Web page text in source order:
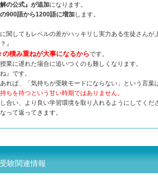
の公式』が追加になります。
900語から1200語に増加します。
関してもレベルの差がハッキリし実力ある生徒さんが
』
積み重ねが大事になるからです。
業に遅れた場合に追いつくのも難しくなります。
』です。
れば、「気持ちが受験モードにならない」という言葉
ちを待つという甘い時期ではありません。
合い、より良い学習環境を取り入れるようにしてくだ
って返ってきます。
験関連情報